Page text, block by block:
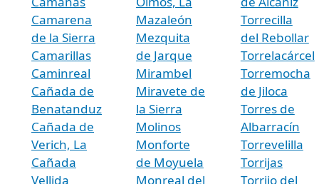
Camarena
de la Sierra
Camarillas
Caminreal
Cañada de
Benatanduz
Cañada de
Verich, La
Cañada
Vellida
Mazaleón
Mezquita
de Jarque
Mirambel
Miravete de
la Sierra
Molinos
Monforte
de Moyuela
Monreal del
Torrecilla
del Rebollar
Torrelacárcel
Torremocha
de Jiloca
Torres de
Albarracín
Torrevelilla
Torrijas
Torrijo del